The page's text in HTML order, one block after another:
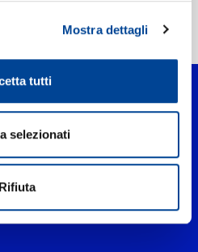
Mostra dettagli
tutti
selezionati
Rifiuta
Missy Mona